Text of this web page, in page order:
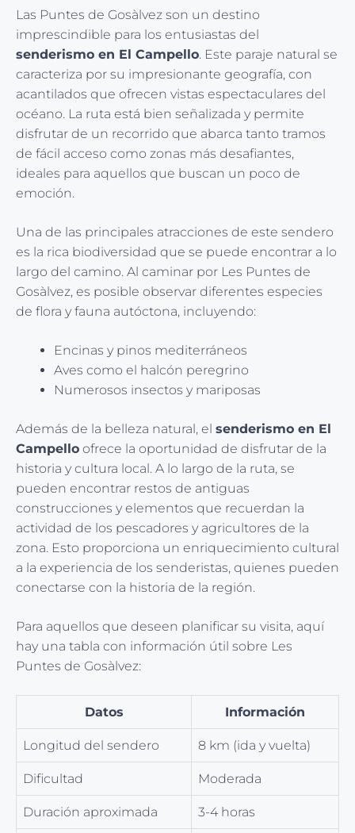
Las Puntes de Gosàlvez son un destino
imprescindible para los entusiastas del
senderismo en El Campello. Este paraje natural se
caracteriza por su impresionante geografía, con
acantilados que ofrecen vistas espectaculares del
océano. La ruta está bien señalizada y permite
disfrutar de un recorrido que abarca tanto tramos
de fácil acceso como zonas más desafiantes,
ideales para aquellos que buscan un poco de
emoción.
Una de las principales atracciones de este sendero
es la rica biodiversidad que se puede encontrar a lo
largo del camino. Al caminar por Les Puntes de
Gosàlvez, es posible observar diferentes especies
de flora y fauna autóctona, incluyendo:
Encinas y pinos mediterráneos
Aves como el halcón peregrino
Numerosos insectos y mariposas
Además de la belleza natural, el senderismo en El
Campello ofrece la oportunidad de disfrutar de la
historia y cultura local. A lo largo de la ruta, se
pueden encontrar restos de antiguas
construcciones y elementos que recuerdan la
actividad de los pescadores y agricultores de la
zona. Esto proporciona un enriquecimiento cultural
a la experiencia de los senderistas, quienes pueden
conectarse con la historia de la región.
Para aquellos que deseen planificar su visita, aquí
hay una tabla con información útil sobre Les
Puntes de Gosàlvez:
Datos Información
Longitud del sendero 8 km (ida y vuelta)
Dificultad Moderada
Duración aproximada 3-4 horas